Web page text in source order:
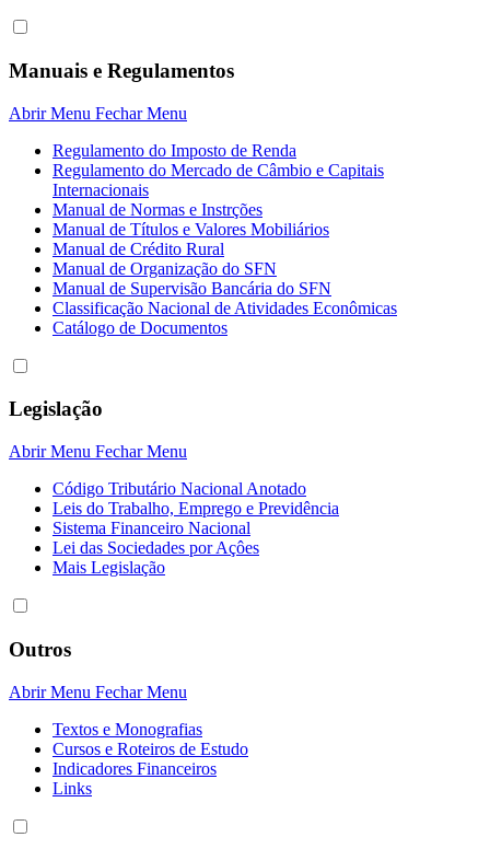
Manuais e Regulamentos
Abrir Menu Fechar Menu
Regulamento do Imposto de Renda
Regulamento do Mercado de Câmbio e Capitais
Internacionais
Manual de Normas e Instrções
Manual de Títulos e Valores Mobiliários
Manual de Crédito Rural
Manual de Organização do SFN
Manual de Supervisão Bancária do SFN
Classificação Nacional de Atividades Econômicas
Catálogo de Documentos
Legislação
Abrir Menu Fechar Menu
Código Tributário Nacional Anotado
Leis do Trabalho, Emprego e Previdência
Sistema Financeiro Nacional
Lei das Sociedades por Açôes
Mais Legislação
Outros
Abrir Menu Fechar Menu
Textos e Monografias
Cursos e Roteiros de Estudo
Indicadores Financeiros
Links